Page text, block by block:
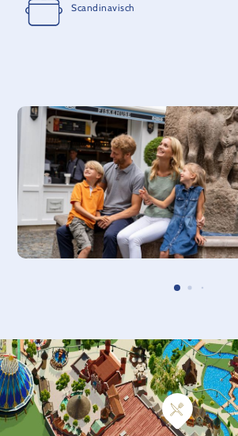
Scandinavisch